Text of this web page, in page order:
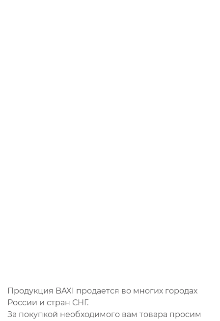
Продукция BAXI продается во многих городах
России и стран СНГ.
За покупкой необходимого вам товара просим